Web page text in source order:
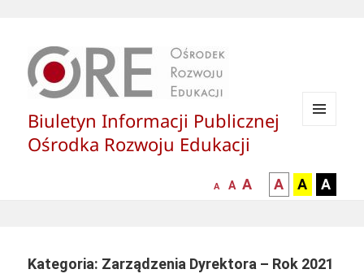
Biuletyn Informacji Publicznej
Ośrodka Rozwoju Edukacji
mniejsza
A
normalna
A
większa-
czcionka
A
kontrast
czarny
tle
A
kontrast
czarny
tle
A
żółty
tle
A
Kategoria: Zarządzenia Dyrektora – Rok 2021